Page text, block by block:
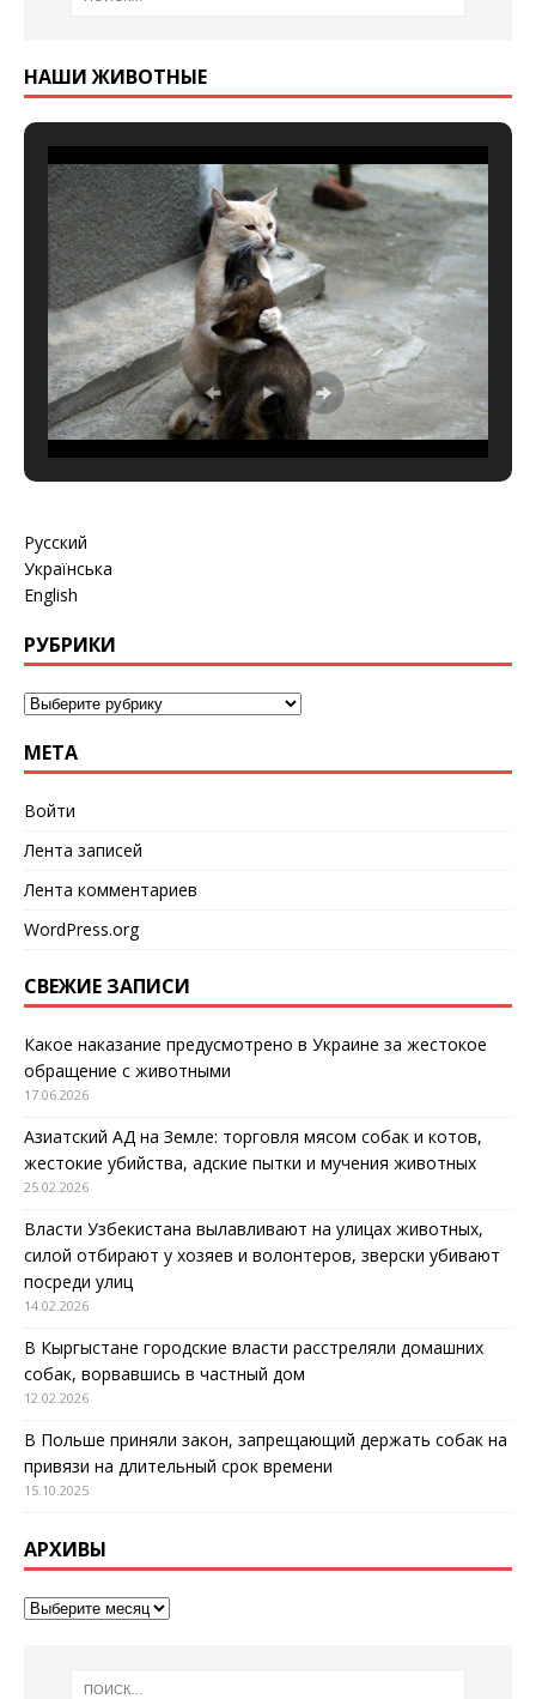
НАШИ ЖИВОТНЫЕ
Русский
Українська
English
РУБРИКИ
МЕТА
Войти
Лента записей
Лента комментариев
WordPress.org
СВЕЖИЕ ЗАПИСИ
Какое наказание предусмотрено в Украине за жестокое
обращение с животными
17.06.2026
Азиатский АД на Земле: торговля мясом собак и котов,
жестокие убийства, адские пытки и мучения животных
25.02.2026
Власти Узбекистана вылавливают на улицах животных,
силой отбирают у хозяев и волонтеров, зверски убивают
посреди улиц
14.02.2026
В Кыргыстане городские власти расстреляли домашних
собак, ворвавшись в частный дом
12.02.2026
В Польше приняли закон, запрещающий держать собак на
привязи на длительный срок времени
15.10.2025
АРХИВЫ